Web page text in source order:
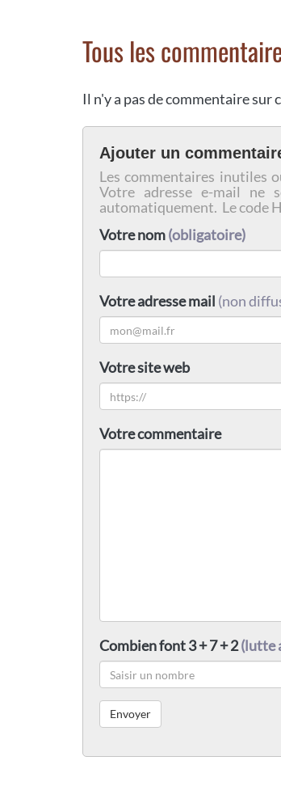
Tous les
Il n'y a pas de commentaire sur
Ajouter un
Les commentaires inutiles
Votre adresse e-mail ne
automatiquement. Le code
Votre nom(obligatoire)
Votre adresse mail (non
Votre site web
Votre commentaire
Combien font 3 + 7 + 2(lutte